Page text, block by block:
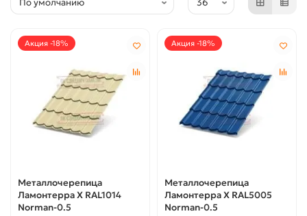
Акция -18%
Металлочерепица
Ламонтерра X RAL1014
Norman-0.5
Акция -18%
Металлочерепица
Ламонтерра X RAL5005
Norman-0.5